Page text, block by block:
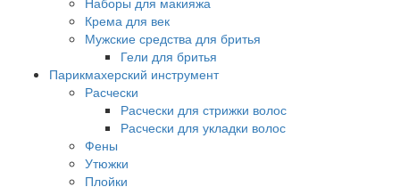
Крема для век
Мужские средства для бритья
Гели для бритья
Парикмахерский инструмент
Расчески
Расчески для стрижки волос
Расчески для укладки волос
Фены
Утюжки
Плойки